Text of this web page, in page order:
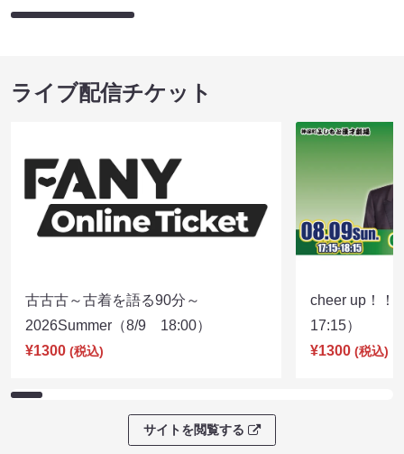
ライブ配信チケット
古古古～古着を語る90分～
2026Summer（8/9 18:00）
¥1300 (税込)
cheer up！
17:15）
¥1300 (税込)
サイトを閲覧する